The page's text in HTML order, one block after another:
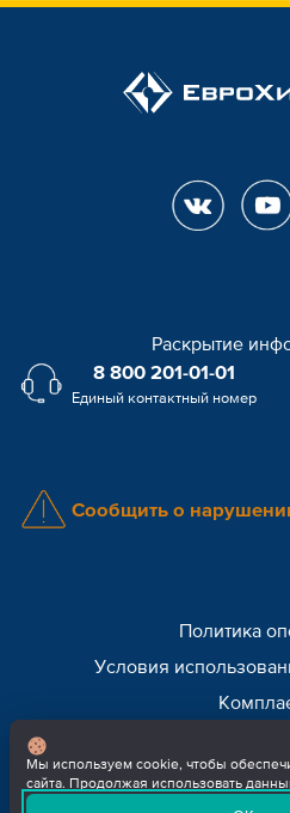
Мы используем cookie, чтобы
сайта. Продолжая использовать
Политика
Условия
© 2026
8 800 201-01-01
Единый контактный номер
Сообщить о
Раскрытие